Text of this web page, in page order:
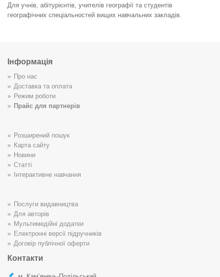
Для учнів, абітурієнтів, учителів географії та студентів
географічних спеціальностей вищих навчальних закладів.
Інформація
Про нас
Доставка та оплата
Режим роботи
Прайс для партнерів
Розширений пошук
Карта сайту
Новини
Статті
Інтерактивне навчання
Послуги видавництва
Для авторів
Мультимедійні додатки
Електронні версії підручників
Договір публічної оферти
Контакти